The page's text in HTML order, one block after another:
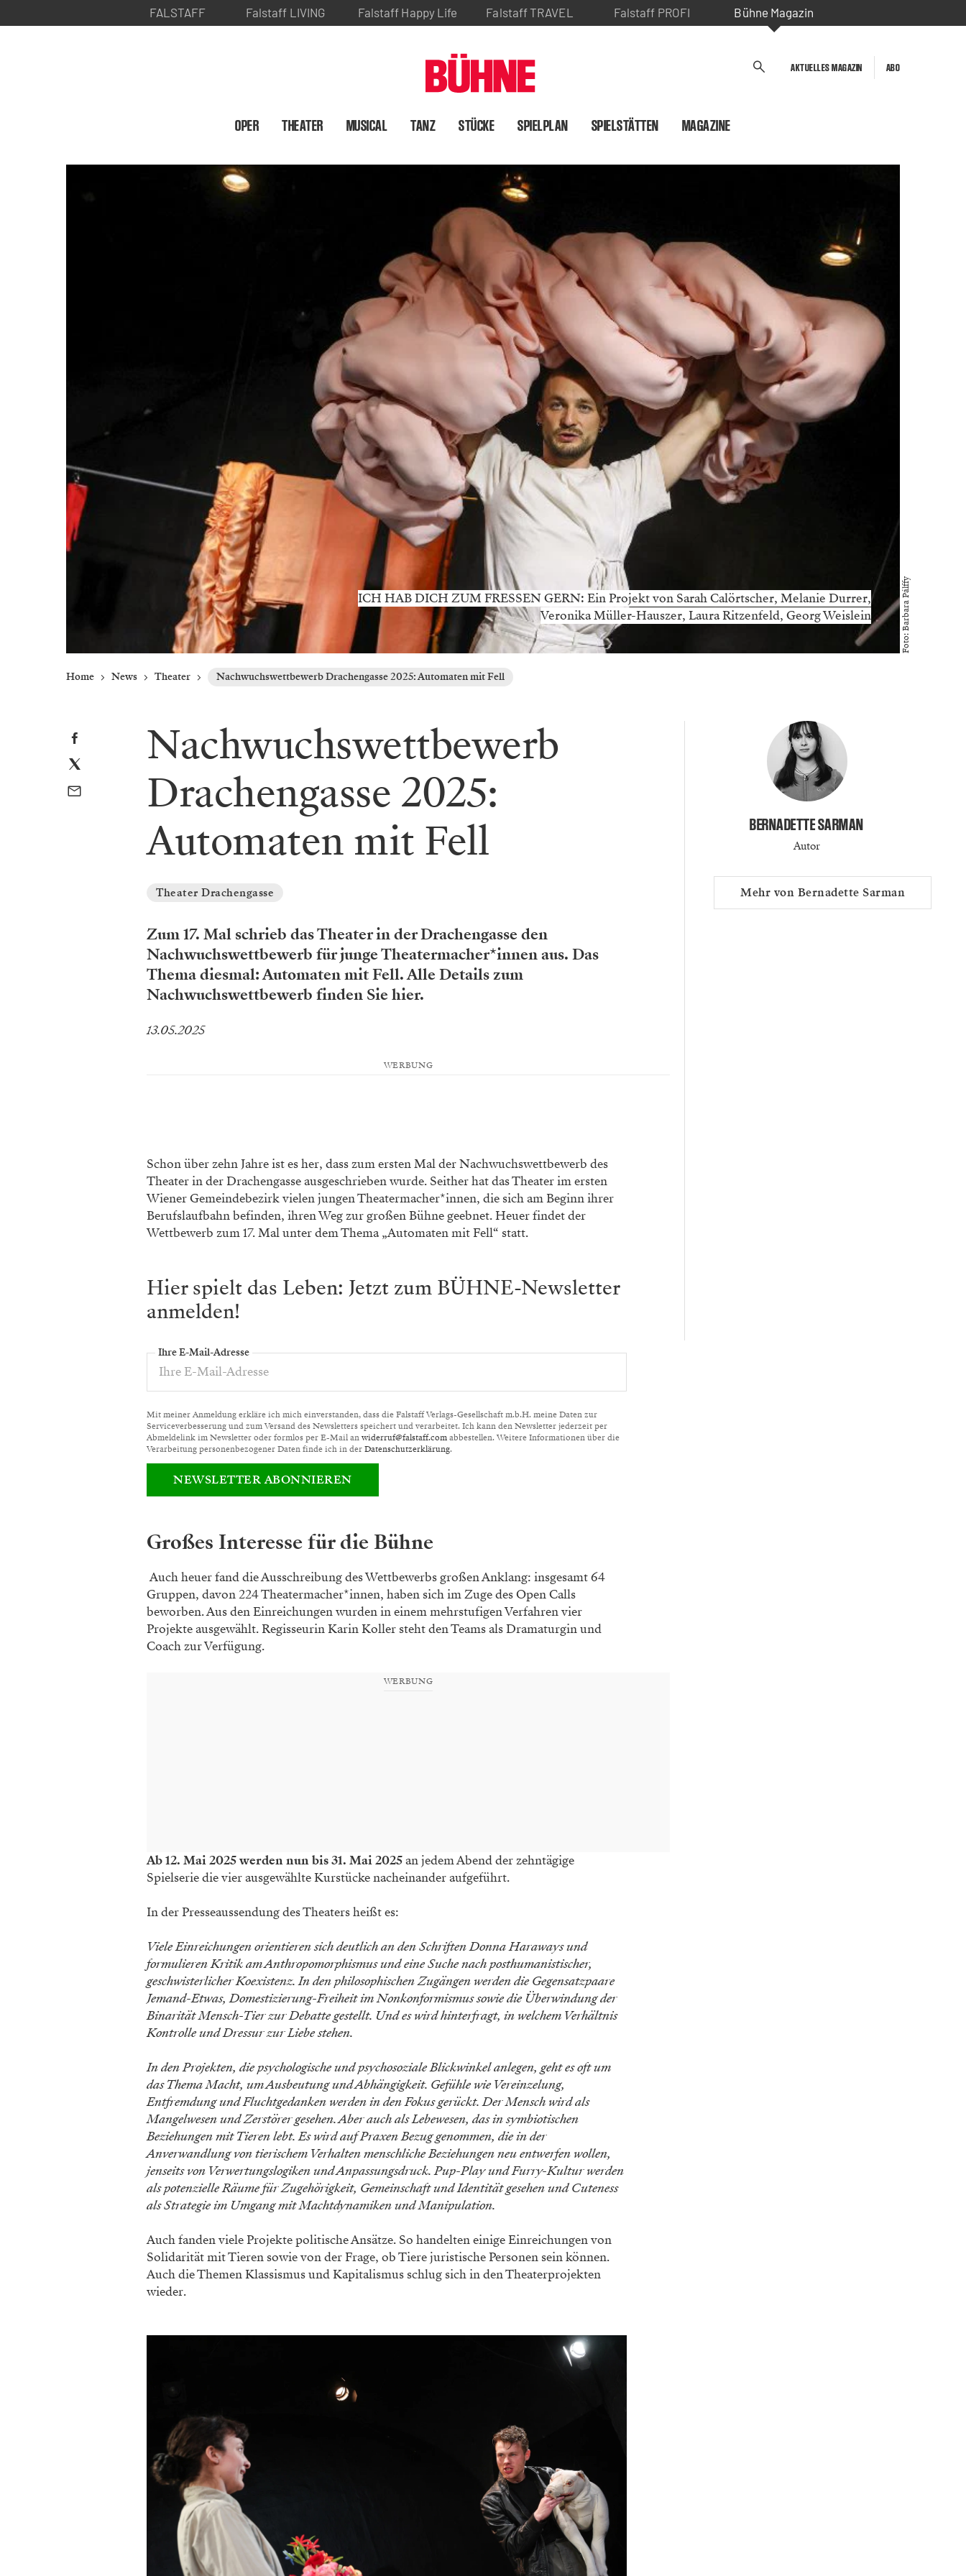
FALSTAFF Falstaff LIVING Falstaff Happy Life Falstaff TRAVEL Falstaff PROFI Bühne Magazin
AKTUELLES MAGAZIN ABO
OPER THEATER MUSICAL TANZ STÜCKE SPIELPLAN SPIELSTÄTTEN MAGAZINE
ICH HAB DICH ZUM FRESSEN GERN: Ein Projekt von Sarah Calörtscher, Melanie Durrer,
Veronika Müller-Hauszer, Laura Ritzenfeld, Georg Weislein
Foto: Barbara Pálffy
Home News Theater Nachwuchswettbewerb Drachengasse 2025: Automaten mit Fell
Nachwuchswettbewerb
Drachengasse 2025:
Automaten mit Fell
Theater Drachengasse
Zum 17. Mal schrieb das Theater in der Drachengasse den
Nachwuchswettbewerb für junge Theatermacher*innen aus. Das
Thema diesmal: Automaten mit Fell. Alle Details zum
Nachwuchswettbewerb finden Sie hier.
13.05.2025
WERBUNG
Schon über zehn Jahre ist es her, dass zum ersten Mal der Nachwuchswettbewerb des
Theater in der Drachengasse ausgeschrieben wurde. Seither hat das Theater im ersten
Wiener Gemeindebezirk vielen jungen Theatermacher*innen, die sich am Beginn ihrer
Berufslaufbahn befinden, ihren Weg zur großen Bühne geebnet. Heuer findet der
Wettbewerb zum 17. Mal unter dem Thema „Automaten mit Fell“ statt.
Hier spielt das Leben: Jetzt zum BÜHNE-Newsletter
anmelden!
Ihre E-Mail-Adresse
Mit meiner Anmeldung erkläre ich mich einverstanden, dass die Falstaff Verlags-Gesellschaft m.b.H. meine Daten zur
Serviceverbesserung und zum Versand des Newsletters speichert und verarbeitet. Ich kann den Newsletter jederzeit per
Abmeldelink im Newsletter oder formlos per E-Mail anwiderruf@falstaff.comabbestellen. Weitere Informationen über die
Verarbeitung personenbezogener Daten finde ich in derDatenschutzerklärung.
NEWSLETTER ABONNIEREN
Großes Interesse für die Bühne
Auch heuer fand die Ausschreibung des Wettbewerbs großen Anklang: insgesamt 64
Gruppen, davon 224 Theatermacher*innen, haben sich im Zuge des Open Calls
beworben. Aus den Einreichungen wurden in einem mehrstufigen Verfahren vier
Projekte ausgewählt. Regisseurin Karin Koller steht den Teams als Dramaturgin und
Coach zur Verfügung.
WERBUNG
Ab 12. Mai 2025 werden nun bis 31. Mai 2025an jedem Abend der zehntägige
Spielserie die vier ausgewählte Kurstücke nacheinander aufgeführt.
In der Presseaussendung des Theaters heißt es:
Viele Einreichungen orientieren sich deutlich an den Schriften Donna Haraways und
formulieren Kritik am Anthropomorphismus und eine Suche nach posthumanistischer,
geschwisterlicher Koexistenz. In den philosophischen Zugängen werden die Gegensatzpaare
Jemand-Etwas, Domestizierung-Freiheit im Nonkonformismus sowie die Überwindung der
Binarität Mensch-Tier zur Debatte gestellt. Und es wird hinterfragt, in welchem Verhältnis
Kontrolle und Dressur zur Liebe stehen.
In den Projekten, die psychologische und psychosoziale Blickwinkel anlegen, geht es oft um
das Thema Macht, um Ausbeutung und Abhängigkeit. Gefühle wie Vereinzelung,
Entfremdung und Fluchtgedanken werden in den Fokus gerückt. Der Mensch wird als
Mangelwesen und Zerstörer gesehen. Aber auch als Lebewesen, das in symbiotischen
Beziehungen mit Tieren lebt. Es wird auf Praxen Bezug genommen, die in der
Anverwandlung von tierischem Verhalten menschliche Beziehungen neu entwerfen wollen,
jenseits von Verwertungslogiken und Anpassungsdruck. Pup-Play und Furry-Kultur werden
als potenzielle Räume für Zugehörigkeit, Gemeinschaft und Identität gesehen und Cuteness
als Strategie im Umgang mit Machtdynamiken und Manipulation.
Auch fanden viele Projekte politische Ansätze. So handelten einige Einreichungen von
Solidarität mit Tieren sowie von der Frage, ob Tiere juristische Personen sein können.
Auch die Themen Klassismus und Kapitalismus schlug sich in den Theaterprojekten
wieder.
BERNADETTE SARMAN
Autor
Mehr von Bernadette Sarman